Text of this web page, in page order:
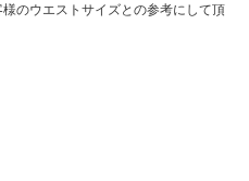
のウエストサイズとの参考にして頂